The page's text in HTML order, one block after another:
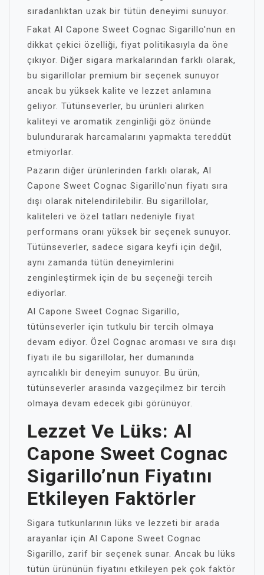
sıradanlıktan uzak bir tütün deneyimi sunuyor.
Fakat Al Capone Sweet Cognac Sigarillo'nun en
dikkat çekici özelliği, fiyat politikasıyla da öne
çıkıyor. Diğer sigara markalarından farklı olarak,
bu sigarillolar premium bir seçenek sunuyor
ancak bu yüksek kalite ve lezzet anlamına
geliyor. Tütünseverler, bu ürünleri alırken
kaliteyi ve aromatik zenginliği göz önünde
bulundurarak harcamalarını yapmakta tereddüt
etmiyorlar.
Pazarın diğer ürünlerinden farklı olarak, Al
Capone Sweet Cognac Sigarillo'nun fiyatı sıra
dışı olarak nitelendirilebilir. Bu sigarillolar,
kaliteleri ve özel tatları nedeniyle fiyat
performans oranı yüksek bir seçenek sunuyor.
Tütünseverler, sadece sigara keyfi için değil,
aynı zamanda tütün deneyimlerini
zenginleştirmek için de bu seçeneği tercih
ediyorlar.
Al Capone Sweet Cognac Sigarillo,
tütünseverler için tutkulu bir tercih olmaya
devam ediyor. Özel Cognac aroması ve sıra dışı
fiyatı ile bu sigarillolar, her dumanında
ayrıcalıklı bir deneyim sunuyor. Bu ürün,
tütünseverler arasında vazgeçilmez bir tercih
olmaya devam edecek gibi görünüyor.
Lezzet Ve Lüks: Al
Capone Sweet Cognac
Sigarillo’nun Fiyatını
Etkileyen Faktörler
Sigara tutkunlarının lüks ve lezzeti bir arada
arayanlar için Al Capone Sweet Cognac
Sigarillo, zarif bir seçenek sunar. Ancak bu lüks
tütün ürününün fiyatını etkileyen pek çok faktör